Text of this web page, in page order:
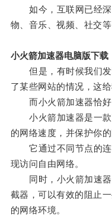
如今，互联网已经深
物、音乐、视频、社交
小火箭加速器电脑版下载
但是，有时候我们发
了某些网站的情况，这
而小火箭加速器恰好
小火箭加速器是一款
的网络速度，并保护你的
它通过不同节点的连
现访问自由网络。
同时，小火箭加速器
截器，可以有效的阻止
的网络环境。